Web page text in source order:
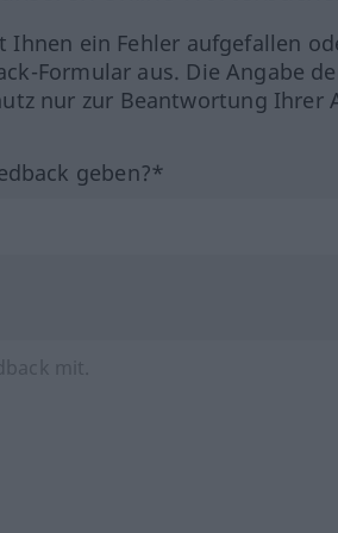
Ihnen ein Fehler aufgefallen
Formular aus. Die Angabe
nur zur Beantwortung Ihrer
geben?*